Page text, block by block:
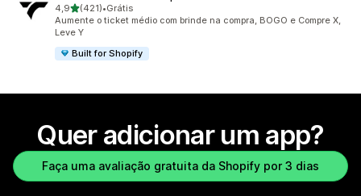
4,9de 5 estrelas
(421)
421 avaliações ao todo
•Grátis
Aumente o ticket médio com brinde na compra, BOGO e Compre X,
Leve Y
Built for Shopify
Quer adicionar um app?
Faça uma avaliação gratuita da Shopify por 3 dias